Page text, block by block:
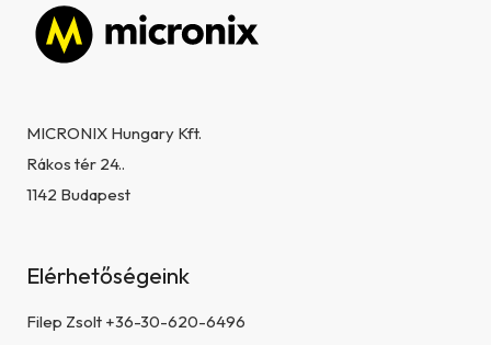
Lábléc
MICRONIX Hungary Kft.
Rákos tér 24..
1142 Budapest
Elérhetőségeink
Filep Zsolt +36-30-620-6496